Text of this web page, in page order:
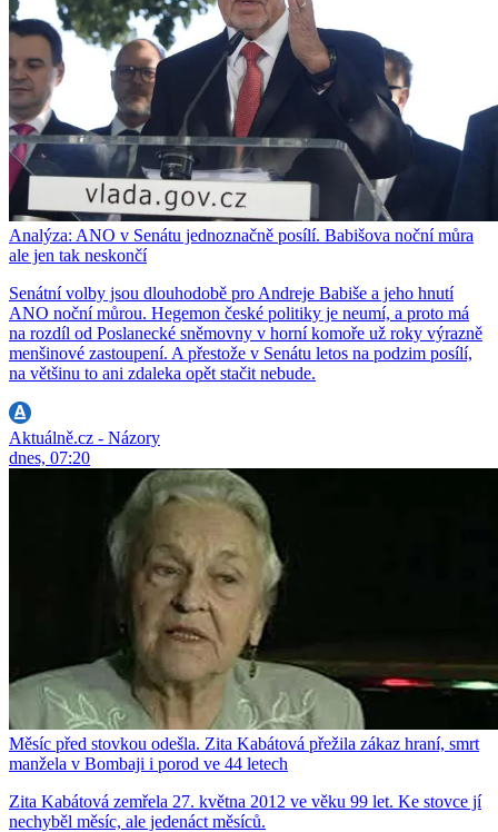
Analýza: ANO v Senátu jednoznačně posílí. Babišova noční můra
ale jen tak neskončí
Senátní volby jsou dlouhodobě pro Andreje Babiše a jeho hnutí
ANO noční můrou. Hegemon české politiky je neumí, a proto má
na rozdíl od Poslanecké sněmovny v horní komoře už roky výrazně
menšinové zastoupení. A přestože v Senátu letos na podzim posílí,
na většinu to ani zdaleka opět stačit nebude.
Aktuálně.cz - Názory
dnes, 07:20
Měsíc před stovkou odešla. Zita Kabátová přežila zákaz hraní, smrt
manžela v Bombaji i porod ve 44 letech
Zita Kabátová zemřela 27. května 2012 ve věku 99 let. Ke stovce jí
nechyběl měsíc, ale jedenáct měsíců.